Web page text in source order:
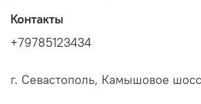
Контакты
+79785123434
г. Севастополь, Камышовое